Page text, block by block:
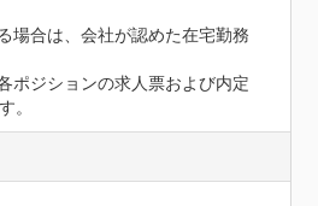
場合は、会社が認めた在宅勤務
ポジションの求人票および内定
。